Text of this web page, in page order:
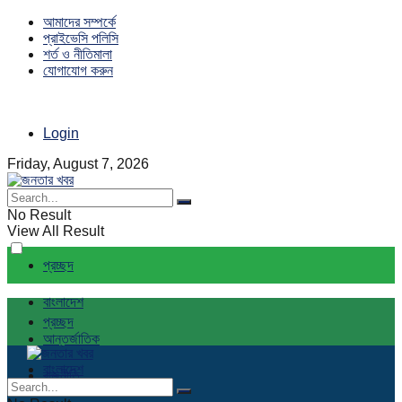
আমাদের সম্পর্কে
প্রাইভেসি পলিসি
শর্ত ও নীতিমালা
যোগাযোগ করুন
Login
Friday, August 7, 2026
No Result
View All Result
প্রচ্ছদ
বাংলাদেশ
আন্তর্জাতিক
রাজনীতি
প্রচ্ছদ
বাংলাদেশ